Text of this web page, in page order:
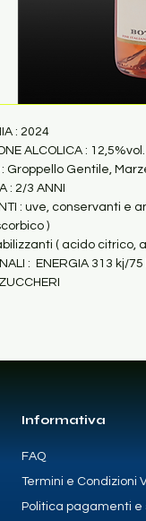
: 2024
ALCOLICA : 12,5%vol.
: Groppello Gentile,
: 2/3 ANNI
: uve, conservanti
)
( acido citrico,
:  ENERGIA 313 kj/
Informativa
FAQ
Termini e Condizioni
Politica pagamenti e